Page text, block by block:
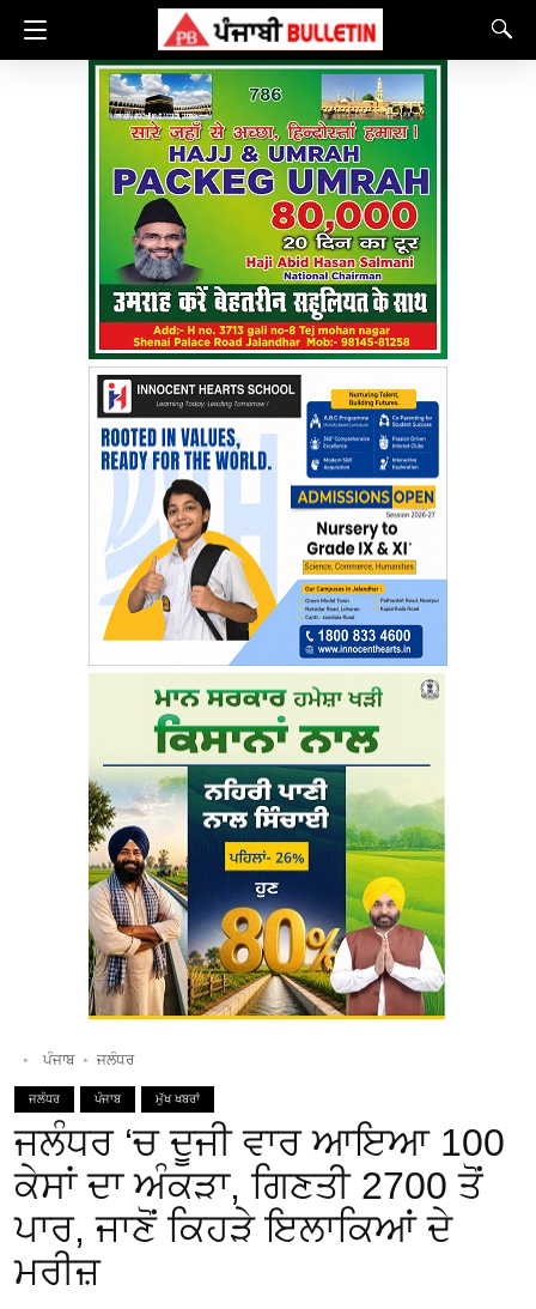
ਪੰਜਾਬ ਜਲੰਧਰ
ਜਲੰਧਰ ਪੰਜਾਬ ਮੁੱਖ ਖਬਰਾਂ
ਜਲੰਧਰ ‘ਚ ਦੂਜੀ ਵਾਰ ਆਇਆ 100
ਕੇਸਾਂ ਦਾ ਅੰਕੜਾ, ਗਿਣਤੀ 2700 ਤੋਂ
ਪਾਰ, ਜਾਣੋਂ ਕਿਹੜੇ ਇਲਾਕਿਆਂ ਦੇ
ਮਰੀਜ਼